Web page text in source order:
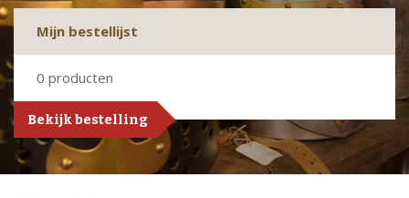
Mijn bestellijst
0 producten
Bekijk bestelling